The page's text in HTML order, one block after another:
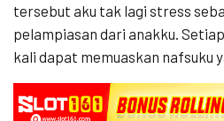
tersebut aku tak lagi stress
pelampiasan dari anakku.
kali dapat memuaskan nafsuku